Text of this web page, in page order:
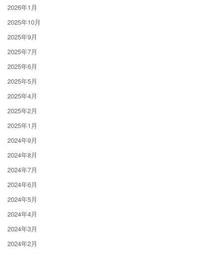
2026年1月
2025年10月
2025年9月
2025年7月
2025年6月
2025年5月
2025年4月
2025年2月
2025年1月
2024年9月
2024年8月
2024年7月
2024年6月
2024年5月
2024年4月
2024年3月
2024年2月